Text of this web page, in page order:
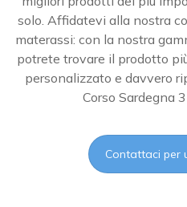
solo. Affidatevi alla nostra
materassi: con la nostra
potrete trovare il prodotto
personalizzato e davvero
Corso Sardegna
Contattaci per